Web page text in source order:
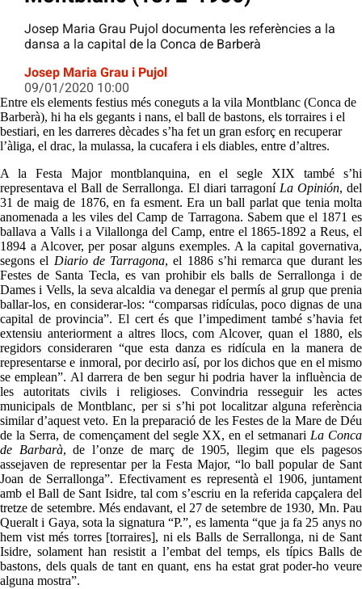
Josep Maria Grau Pujol documenta les referències a la
dansa a la capital de la Conca de Barberà
Josep Maria Grau i Pujol
09/01/2020 10:00
Entre els elements festius més coneguts a la vila Montblanc (Conca de
Barberà), hi ha els gegants i nans, el ball de bastons, els torraires i el
bestiari, en les darreres dècades s’ha fet un gran esforç en recuperar
l’àliga, el drac, la mulassa, la cucafera i els diables, entre d’altres.
A la Festa Major montblanquina, en el segle XIX també s’hi
representava el Ball de Serrallonga. El diari tarragoní La Opinión, del
31 de maig de 1876, en fa esment. Era un ball parlat que tenia molta
anomenada a les viles del Camp de Tarragona. Sabem que el 1871 es
ballava a Valls i a Vilallonga del Camp, entre el 1865-1892 a Reus, el
1894 a Alcover, per posar alguns exemples. A la capital governativa,
segons el Diario de Tarragona, el 1886 s’hi remarca que durant les
Festes de Santa Tecla, es van prohibir els balls de Serrallonga i de
Dames i Vells, la seva alcaldia va denegar el permís al grup que prenia
ballar-los, en considerar-los: “comparsas ridículas, poco dignas de una
capital de provincia”. El cert és que l’impediment també s’havia fet
extensiu anteriorment a altres llocs, com Alcover, quan el 1880, els
regidors consideraren “que esta danza es ridícula en la manera de
representarse e inmoral, por decirlo así, por los dichos que en el mismo
se emplean”. Al darrera de ben segur hi podria haver la influència de
les autoritats civils i religioses. Convindria resseguir les actes
municipals de Montblanc, per si s’hi pot localitzar alguna referència
similar d’aquest veto. En la preparació de les Festes de la Mare de Déu
de la Serra, de començament del segle XX, en el setmanariLa Conca
de Barbarà, de l’onze de març de 1905, llegim que els pagesos
assejaven de representar per la Festa Major, “lo ball popular de Sant
Joan de Serrallonga”. Efectivament es representà el 1906, juntament
amb el Ball de Sant Isidre, tal com s’escriu en la referida capçalera del
tretze de setembre. Més endavant, el 27 de setembre de 1930, Mn. Pau
Queralt i Gaya, sota la signatura “P.”, es lamenta “que ja fa 25 anys no
hem vist més torres [torraires], ni els Balls de Serrallonga, ni de Sant
Isidre, solament han resistit a l’embat del temps, els típics Balls de
bastons, dels quals de tant en quant, ens ha estat grat poder-ho veure
alguna mostra”.